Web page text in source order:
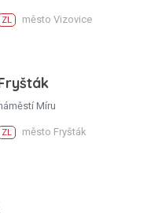
ZL město Vizovice
Míru
ZL město Fryšták